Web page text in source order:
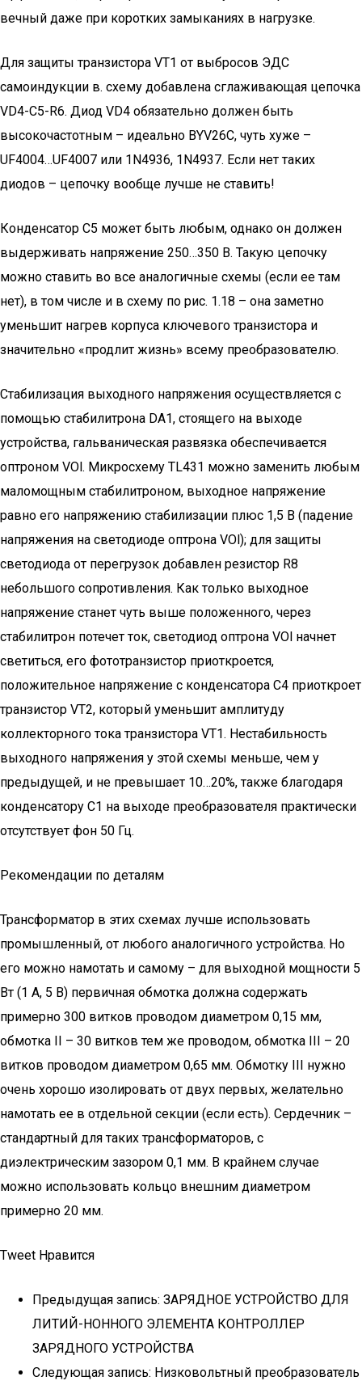
вечный даже при коротких замыканиях в нагрузке.
Для защиты транзистора VT1 от выбросов ЭДС
самоиндукции в. схему добавлена сглаживающая цепочка
VD4-C5-R6. Диод VD4 обязательно должен быть
высокочастотным – идеально BYV26C, чуть хуже –
UF4004…UF4007 или 1N4936, 1N4937. Если нет таких
диодов – цепочку вообще лучше не ставить!
Конденсатор С5 может быть любым, однако он должен
выдерживать напряжение 250…350 В. Такую цепочку
можно ставить во все аналогичные схемы (если ее там
нет), в том числе и в схему по рис. 1.18 – она заметно
уменьшит нагрев корпуса ключевого транзистора и
значительно «продлит жизнь» всему преобразователю.
Стабилизация выходного напряжения осуществляется с
помощью стабилитрона DA1, стоящего на выходе
устройства, гальваническая развязка обеспечивается
оптроном VOl. Микросхему TL431 можно заменить любым
маломощным стабилитроном, выходное напряжение
равно его напряжению стабилизации плюс 1,5 В (падение
напряжения на светодиоде оптрона VOl); для защиты
светодиода от перегрузок добавлен резистор R8
небольшого сопротивления. Как только выходное
напряжение станет чуть выше положенного, через
стабилитрон потечет ток, светодиод оптрона VOl начнет
светиться, его фототранзистор приоткроется,
положительное напряжение с конденсатора С4 приоткроет
транзистор VT2, который уменьшит амплитуду
коллекторного тока транзистора VT1. Нестабильность
выходного напряжения у этой схемы меньше, чем у
предыдущей, и не превышает 10…20%, также благодаря
конденсатору С1 на выходе преобразователя практически
отсутствует фон 50 Гц.
Рекомендации по деталям
Трансформатор в этих схемах лучше использовать
промышленный, от любого аналогичного устройства. Но
его можно намотать и самому – для выходной мощности 5
Вт (1 А, 5 В) первичная обмотка должна содержать
примерно 300 витков проводом диаметром 0,15 мм,
обмотка II – 30 витков тем же проводом, обмотка III – 20
витков проводом диаметром 0,65 мм. Обмотку III нужно
очень хорошо изолировать от двух первых, желательно
намотать ее в отдельной секции (если есть). Сердечник –
стандартный для таких трансформаторов, с
диэлектрическим зазором 0,1 мм. В крайнем случае
можно использовать кольцо внешним диаметром
примерно 20 мм.
Tweet Нравится
Предыдущая запись: ЗАРЯДНОЕ УСТРОЙСТВО ДЛЯ
ЛИТИЙ-НОННОГО ЭЛЕМЕНТА КОНТРОЛЛЕР
ЗАРЯДНОГО УСТРОЙСТВА
Следующая запись: Низковольтный преобразователь